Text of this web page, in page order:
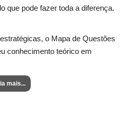
que pode fazer toda a diferença.
o Mapa de Questões
conhecimento teórico em
mais...